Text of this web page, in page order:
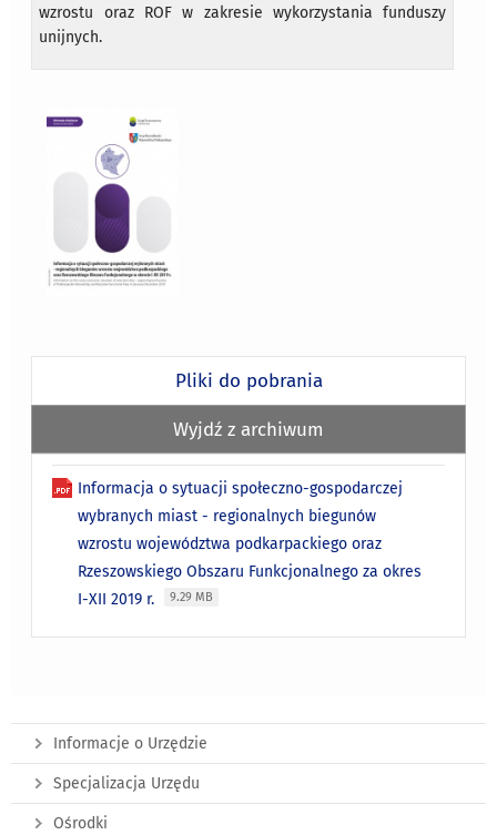
wzrostu oraz ROF w zakresie wykorzystania funduszy
unijnych.
Pliki do pobrania
Wyjdź z archiwum
Informacja o sytuacji społeczno-gospodarczej
wybranych miast - regionalnych biegunów
wzrostu województwa podkarpackiego oraz
Rzeszowskiego Obszaru Funkcjonalnego za okres
I-XII 2019 r.
9.29 MB
Informacje o Urzędzie
Specjalizacja Urzędu
Ośrodki